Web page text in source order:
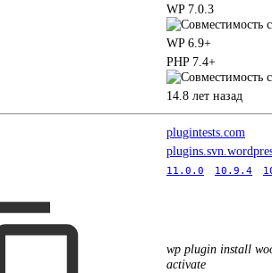
WP 7.0.3
WP 6.9+
PHP 7.4+
14.8 лет назад
plugintests.com
11.0.0 10.9.4
wp plugin install
activate